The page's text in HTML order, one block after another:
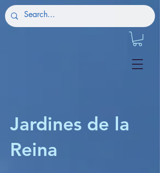
Jardines de la
Reina